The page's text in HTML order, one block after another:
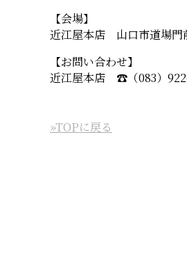
【会場】
近江屋本店 山口市道場門
【お問い合わせ】
近江屋本店 ☎︎（083）
»TOPに戻る